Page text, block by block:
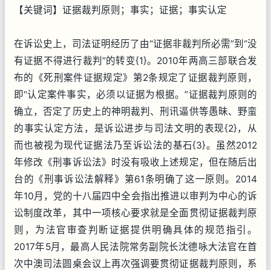
【关键词】证据裁判原则；事实；证据；事实认定
在诉讼史上，司法证明经历了由“证据非裁判所必需”到“没
有证据不得进行裁判”的转变{1}。2010年两高三部联合发
布的《死刑案件证据规定》第2条规定了证据裁判原则，
即“认定案件事实，必须以证据为根据。”证据裁判原则的
确立，否定了历史上的神明裁判、刑讯逼供等愚昧、野蛮
的事实认定方法，是诉讼进步与司法文明的表现{2}，从
而也被视为现代证据法乃至诉讼法的基石{3}。虽然2012
年修改《刑事诉讼法》时没有吸收上述规定，但在随后出
台的《刑事诉讼法解释》第61条明确了这一原则。2014
年10月，党的十八届四中全会指出推进以审判为中心的诉
讼制度改革，其中一项核心要求就是全面贯彻证据裁判原
则，为法官审查判断证据提供明确具体的规范指引。
2017年5月，最高人民法院常务副院长沈德咏大法官在首
次中澳司法圆桌会议上再次强调要贯彻证据裁判原则，系